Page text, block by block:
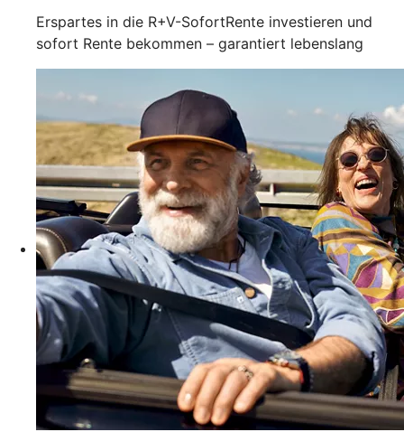
Erspartes in die R+V-SofortRente investieren und
sofort Rente bekommen – garantiert lebenslang